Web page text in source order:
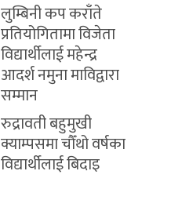
लुम्बिनी कप कराँते
प्रतियोगितामा विजेता
विद्यार्थीलाई महेन्द्र
आदर्श नमुना माविद्वारा
सम्मान
रुद्रावती बहुमुखी
क्याम्पसमा चौँथो वर्षका
विद्यार्थीलाई बिदाइ